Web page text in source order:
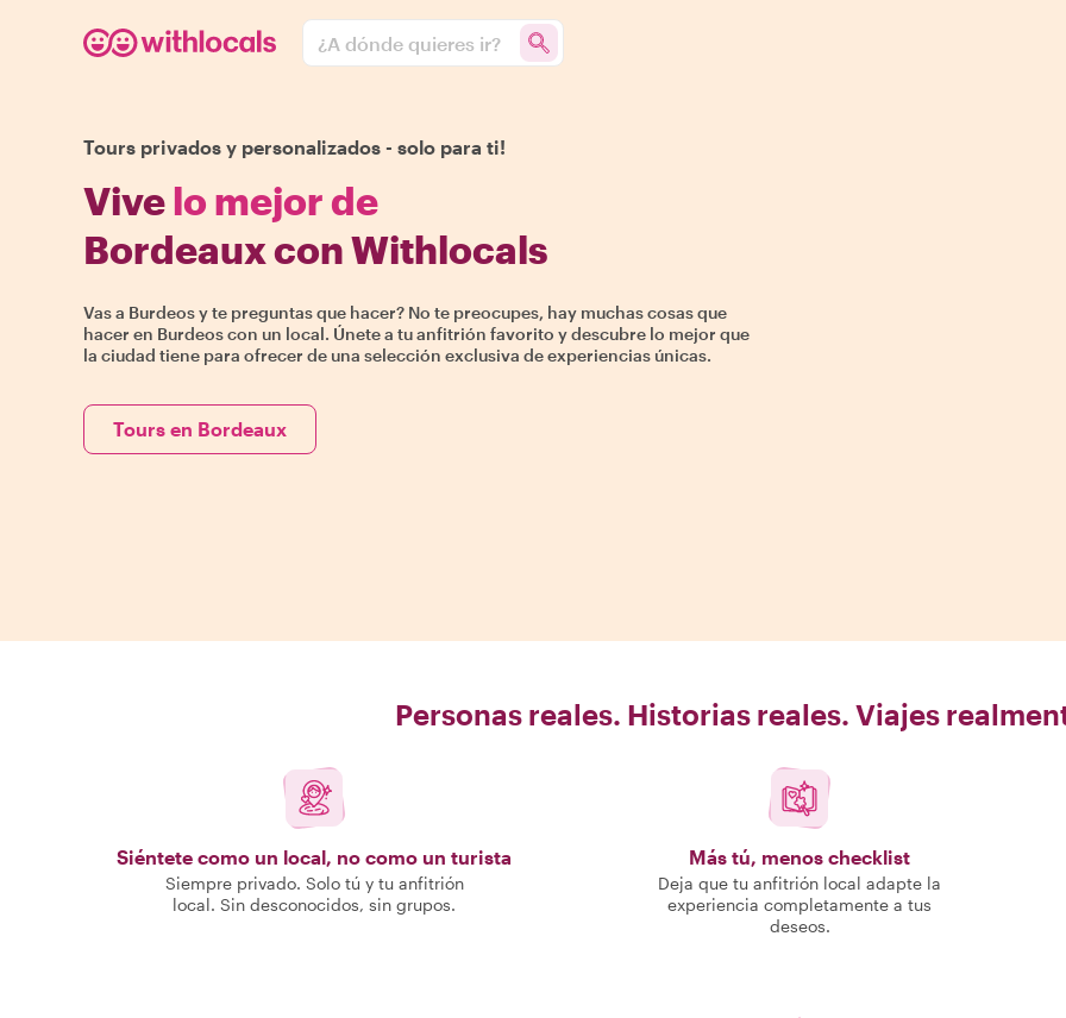
¿A dónde quieres ir?
Tours privados y personalizados - solo para ti!
Vivelo mejor de
Bordeaux con Withlocals
Vas a Burdeos y te preguntas que hacer? No te preocupes, hay muchas cosas que
hacer en Burdeos con un local. Únete a tu anfitrión favorito y descubre lo mejor que
la ciudad tiene para ofrecer de una selección exclusiva de experiencias únicas.
Tours en Bordeaux
Personas reales. Historias reales. Viajes
Siéntete como un local, no como un turista
Siempre privado. Solo tú y tu anfitrión
local. Sin desconocidos, sin grupos.
Más tú, menos checklist
Deja que tu anfitrión local adapte la
experiencia completamente a tus
deseos.